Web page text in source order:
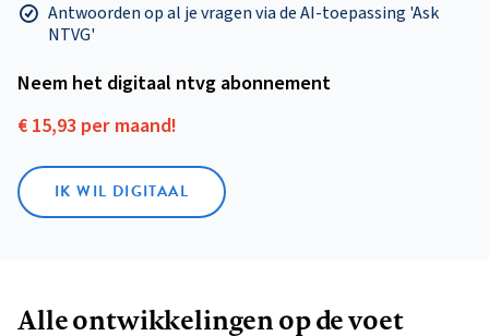
Antwoorden op al je vragen via de AI-toepassing 'Ask
NTVG'
Neem het digitaal ntvg abonnement
€ 15,93 per maand!
IK WIL DIGITAAL
Alle ontwikkelingen op de voet